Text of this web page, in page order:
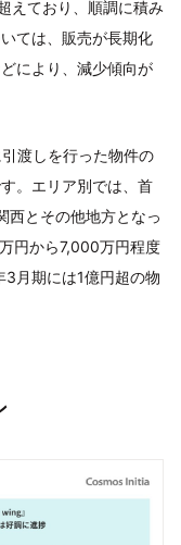
えており、順調に積み
ては、販売が長期化
により、減少傾向が
渡しを行った物件の
。エリア別では、首
西とその他地方となっ
円から7,000万円程度
月期には1億円超の物